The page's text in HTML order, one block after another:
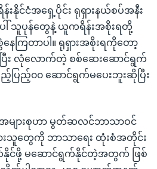
နိုင်ငံအရှေ့ပိုင်း ရုရှားနယ်စပ်အနီး
ါ် သူပုန်တွေနဲ့ ယူကရိန်းအစိုးရတို့
နေကြတာပါ။ ရုရှားအစိုးရကိုတော့
း လုံလောက်တဲ့ စစ်ဆေးဆောင်ရွက်
ပြည့်၀၀ ဆောင်ရွက်မပေးဘူးဆိုပြီး
ျားစုဟာ မွတ်ဆလင်ဘာသာဝင်
းသူတွေကို ဘာသာရေး ထုံးစံအတိုင်း
ဟ်နိုင်ဖို့ မဆောင်ရွက်နိုင်တဲ့အတွက် ဖြစ်